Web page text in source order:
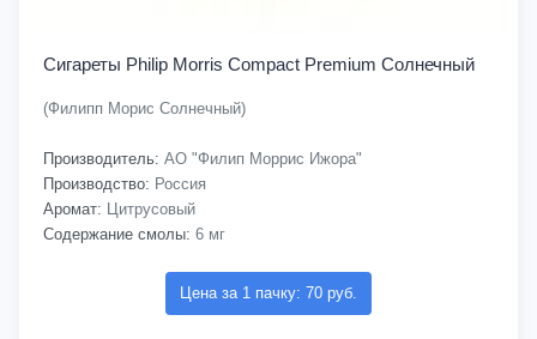
Сигареты Philip Morris Compact Premium Солнечный
(Филипп Морис Солнечный)
Производитель: АО "Филип Моррис Ижора"
Производство: Россия
Аромат: Цитрусовый
Содержание смолы: 6 мг
Цена за 1 пачку: 70 руб.